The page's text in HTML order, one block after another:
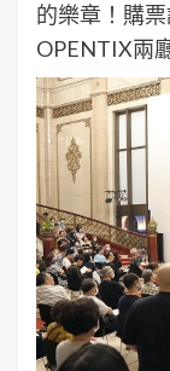
的樂章！購
OPENTIX兩